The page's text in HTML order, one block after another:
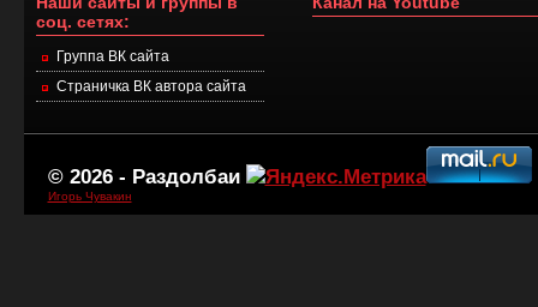
соц. сетях:
Группа ВК сайта
Страничка ВК автора сайта
© 2026 - Раздолбаи
Игорь Чувакин